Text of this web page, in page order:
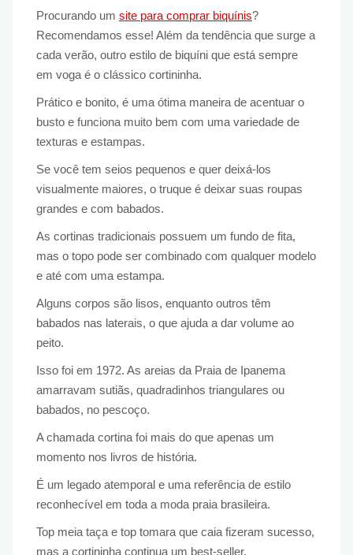
Procurando um site para comprar biquínis?
Recomendamos esse! Além da tendência que surge a
cada verão, outro estilo de biquíni que está sempre
em voga é o clássico cortininha.
Prático e bonito, é uma ótima maneira de acentuar o
busto e funciona muito bem com uma variedade de
texturas e estampas.
Se você tem seios pequenos e quer deixá-los
visualmente maiores, o truque é deixar suas roupas
grandes e com babados.
As cortinas tradicionais possuem um fundo de fita,
mas o topo pode ser combinado com qualquer modelo
e até com uma estampa.
Alguns corpos são lisos, enquanto outros têm
babados nas laterais, o que ajuda a dar volume ao
peito.
Isso foi em 1972. As areias da Praia de Ipanema
amarravam sutiãs, quadradinhos triangulares ou
babados, no pescoço.
A chamada cortina foi mais do que apenas um
momento nos livros de história.
É um legado atemporal e uma referência de estilo
reconhecível em toda a moda praia brasileira.
Top meia taça e top tomara que caia fizeram sucesso,
mas a cortininha continua um best-seller.